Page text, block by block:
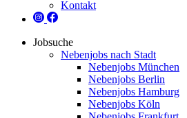
Kontakt
Jobsuche
Nebenjobs nach Stadt
Nebenjobs München
Nebenjobs Berlin
Nebenjobs Hamburg
Nebenjobs Köln